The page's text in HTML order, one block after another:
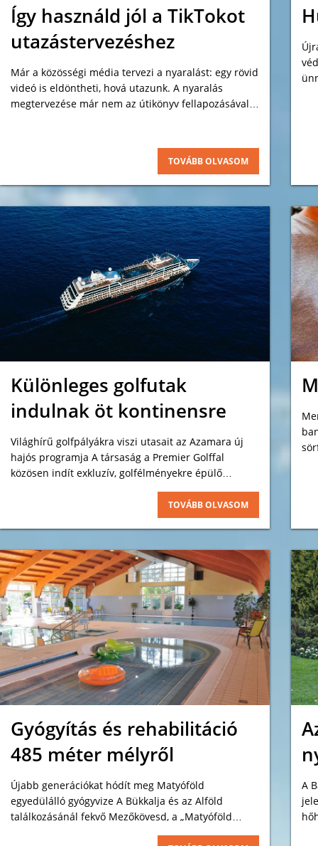
Így használd jól a TikTokot
utazástervezéshez
Már a közösségi média tervezi a nyaralást: egy rövid
videó is eldöntheti, hová utazunk. A nyaralás
megtervezése már nem az útikönyv fellapozásával,
TOVÁBB OLVASOM
Különleges golfutak
indulnak öt kontinensre
Világhírű golfpályákra viszi utasait az Azamara új
hajós programja A társaság a Premier Golffal
közösen indít exkluzív, golfélményekre épülő
utazásokat 2028-tól különleges, golfra épülő
hajóutakkal bővíti kínálatát az Azamara Cruises.
TOVÁBB OLVASOM
Gyógyítás és rehabilitáció
485 méter mélyről
Újabb generációkat hódít meg Matyóföld
egyedülálló gyógyvize A Bükkalja és az Alföld
találkozásánál fekvő Mezőkövesd, a „Matyóföld
szíve”, nemcsak világhírű népművészeti kincseiről,
A